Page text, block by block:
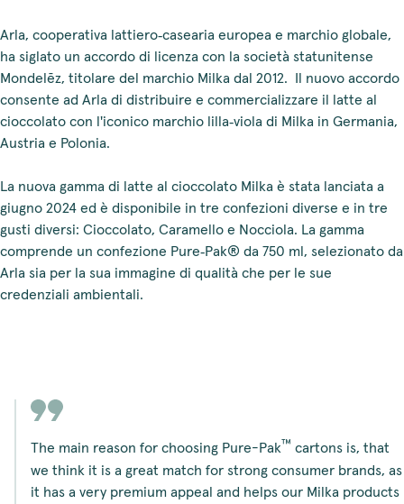
Arla, cooperativa lattiero‑casearia europea e marchio globale,
ha siglato un accordo di licenza con la società statunitense
Mondelēz, titolare del marchio Milka dal 2012. Il nuovo accordo
consente ad Arla di distribuire e commercializzare il latte al
cioccolato con l'iconico marchio lilla‑viola di Milka in Germania,
Austria e Polonia.
La nuova gamma di latte al cioccolato Milka è stata lanciata a
giugno 2024 ed è disponibile in tre confezioni diverse e in tre
gusti diversi: Cioccolato, Caramello e Nocciola. La gamma
comprende un confezione Pure‑Pak® da 750 ml, selezionato da
Arla sia per la sua immagine di qualità che per le sue
credenziali ambientali.
The main reason for choosing Pure-Pak™ cartons is, that
we think it is a great match for strong consumer brands, as
it has a very premium appeal and helps our Milka products